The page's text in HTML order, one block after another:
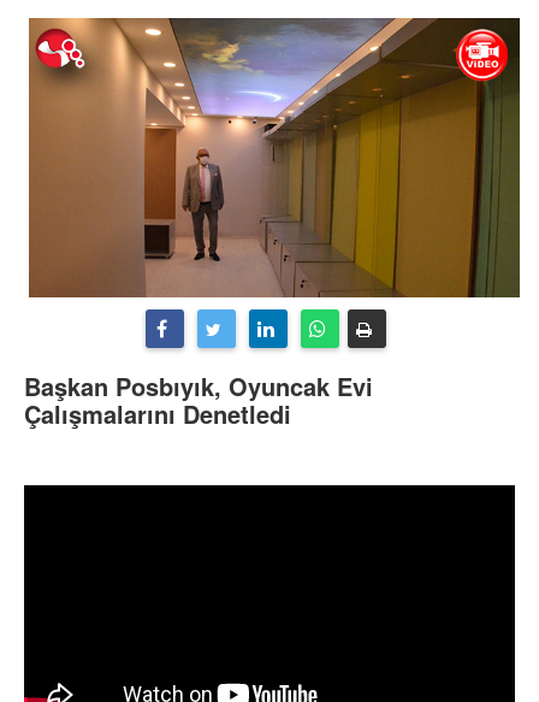
Başkan Posbıyık, Oyuncak Evi
Çalışmalarını Denetledi